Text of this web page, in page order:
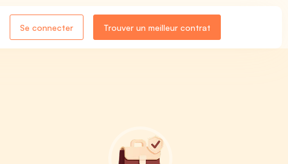
Se connecter Trouver un meilleur contrat